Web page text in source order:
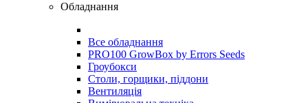
Обладнання
Все обладнання
PRO100 GrowBox by Errors Seeds
Гроубокси
Столи, горщики, піддони
Вентиляція